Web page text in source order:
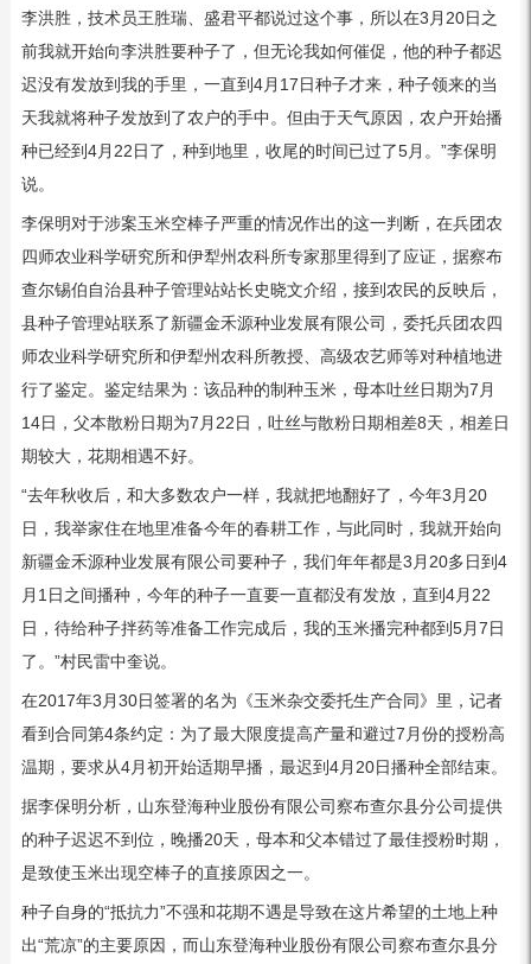
李洪胜，技术员王胜瑞、盛君平都说过这个事，所以在3月20日之
前我就开始向李洪胜要种子了，但无论我如何催促，他的种子都迟
迟没有发放到我的手里，一直到4月17日种子才来，种子领来的当
天我就将种子发放到了农户的手中。但由于天气原因，农户开始播
种已经到4月22日了，种到地里，收尾的时间已过了5月。”李保明
说。
李保明对于涉案玉米空棒子严重的情况作出的这一判断，在兵团农
四师农业科学研究所和伊犁州农科所专家那里得到了应证，据察布
查尔锡伯自治县种子管理站站长史晓文介绍，接到农民的反映后，
县种子管理站联系了新疆金禾源种业发展有限公司，委托兵团农四
师农业科学研究所和伊犁州农科所教授、高级农艺师等对种植地进
行了鉴定。鉴定结果为：该品种的制种玉米，母本吐丝日期为7月
14日，父本散粉日期为7月22日，吐丝与散粉日期相差8天，相差日
期较大，花期相遇不好。
“去年秋收后，和大多数农户一样，我就把地翻好了，今年3月20
日，我举家住在地里准备今年的春耕工作，与此同时，我就开始向
新疆金禾源种业发展有限公司要种子，我们年年都是3月20多日到4
月1日之间播种，今年的种子一直要一直都没有发放，直到4月22
日，待给种子拌药等准备工作完成后，我的玉米播完种都到5月7日
了。”村民雷中奎说。
在2017年3月30日签署的名为《玉米杂交委托生产合同》里，记者
看到合同第4条约定：为了最大限度提高产量和避过7月份的授粉高
温期，要求从4月初开始适期早播，最迟到4月20日播种全部结束。
据李保明分析，山东登海种业股份有限公司察布查尔县分公司提供
的种子迟迟不到位，晚播20天，母本和父本错过了最佳授粉时期，
是致使玉米出现空棒子的直接原因之一。
种子自身的“抵抗力”不强和花期不遇是导致在这片希望的土地上种
出“荒凉”的主要原因，而山东登海种业股份有限公司察布查尔县分